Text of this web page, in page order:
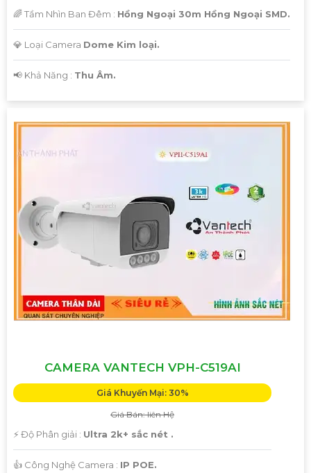
🌈 Tầm Nhìn Ban Đêm : Hồng Ngoại 30m Hồng Ngoại SMD.
💎 Loại Camera Dome Kim loại.
️📢 Khả Năng : Thu Âm.
CAMERA VANTECH VPH-C519AI
Giá Khuyến Mại: 30%
Giá Bán: liên Hệ
️⚡ Độ Phân giải : Ultra 2k+ sắc nét .
👍 Công Nghệ Camera : IP POE.